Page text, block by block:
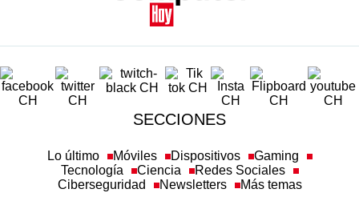
SECCIONES
Lo último Móviles Dispositivos
Gaming
Tecnología
Ciencia
Redes Sociales
Ciberseguridad
Newsletters Más temas